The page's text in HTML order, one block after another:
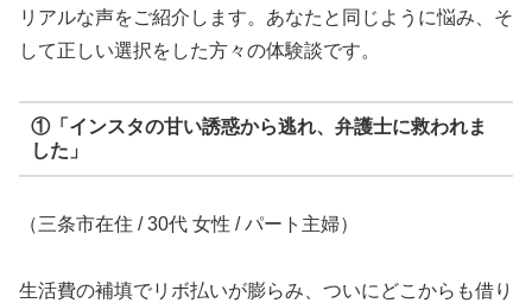
リアルな声をご紹介します。あなたと同じように悩み、そ
して正しい選択をした方々の体験談です。
①「インスタの甘い誘惑から逃れ、弁護士に救われま
した」
（三条市在住 / 30代 女性 / パート主婦）
生活費の補填でリボ払いが膨らみ、ついにどこからも借り